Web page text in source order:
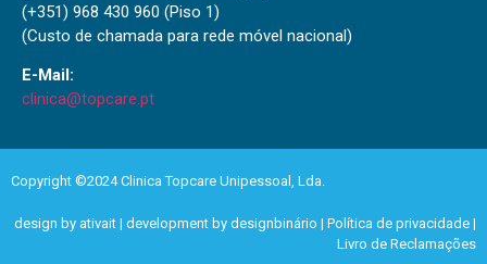
(+351) 968 430 960 (Piso 1)
(Custo de chamada para rede móvel nacional)
E-Mail:
clinica@topcare.pt
Copyright ©2024 Clinica Topcare Unipessoal, Lda.
design by ativait | development by designbinário | Política de privacidade |
Livro de Reclamações